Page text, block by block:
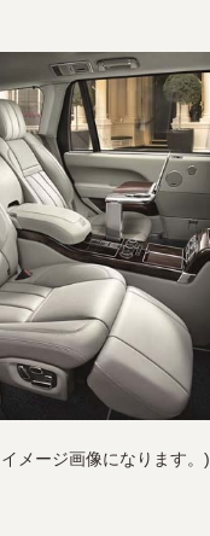
メージ画像になります。)